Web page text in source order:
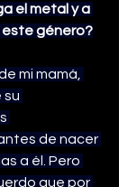
el metal y a
género?
mi mamá,
su
de nacer
a él. Pero
que por